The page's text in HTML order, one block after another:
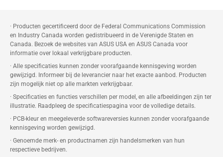
· Producten gecertificeerd door de Federal Communications Commission
en Industry Canada worden gedistribueerd in de Verenigde Staten en
Canada. Bezoek de websites van ASUS USA en ASUS Canada voor
informatie over lokaal verkrijgbare producten.
· Alle specificaties kunnen zonder voorafgaande kennisgeving worden
gewijzigd. Informeer bij de leverancier naar het exacte aanbod. Producten
zijn mogelijk niet op alle markten verkrijgbaar.
· Specificaties en functies verschillen per model, en alle afbeeldingen zijn ter
illustratie. Raadpleeg de specificatiespagina voor de volledige details.
· PCB-kleur en meegeleverde softwareversies kunnen zonder voorafgaande
kennisgeving worden gewijzigd.
· Genoemde merk- en productnamen zijn handelsmerken van hun
respectieve bedrijven.